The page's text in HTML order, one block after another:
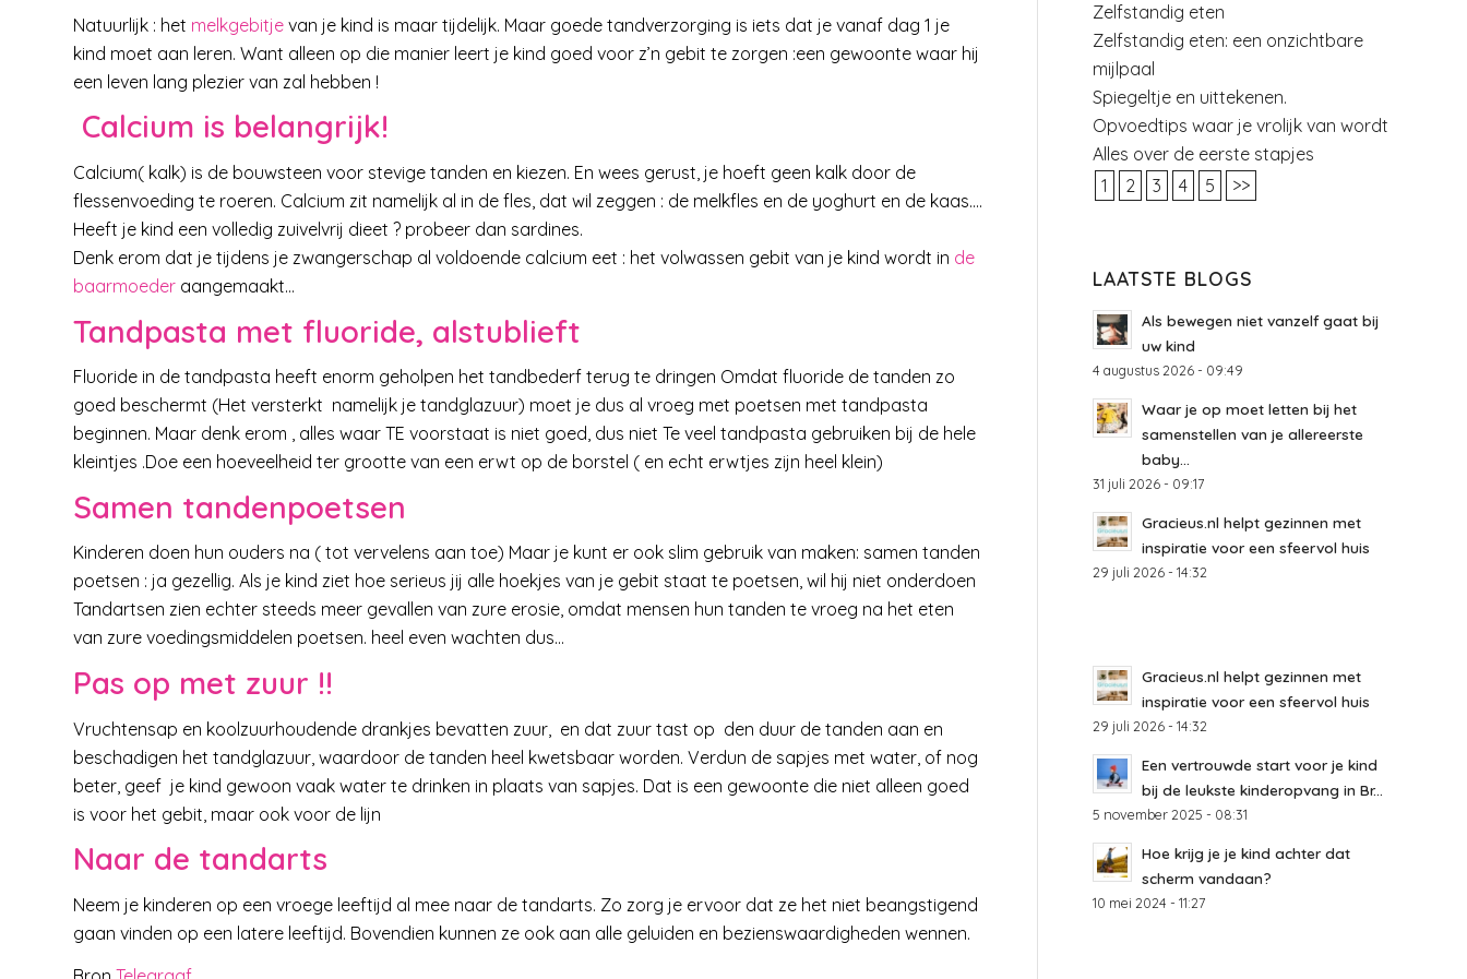
Natuurlijk : het melkgebitje van je kind is maar tijdelijk. Maar goede tandverzorging is iets dat je vanaf dag 1 je
kind moet aan leren. Want alleen op die manier leert je kind goed voor z’n gebit te zorgen :een gewoonte waar hij
een leven lang plezier van zal hebben !
Calcium is belangrijk!
Calcium( kalk) is de bouwsteen voor stevige tanden en kiezen. En wees gerust, je hoeft geen kalk door de
flessenvoeding te roeren. Calcium zit namelijk al in de fles, dat wil zeggen : de melkfles en de yoghurt en de kaas….
Heeft je kind een volledig zuivelvrij dieet ? probeer dan sardines.
Denk erom dat je tijdens je zwangerschap al voldoende calcium eet : het volwassen gebit van je kind wordt in de
baarmoeder aangemaakt…
Tandpasta met fluoride, alstublieft
Fluoride in de tandpasta heeft enorm geholpen het tandbederf terug te dringen Omdat fluoride de tanden zo
goed beschermt (Het versterkt namelijk je tandglazuur) moet je dus al vroeg met poetsen met tandpasta
beginnen. Maar denk erom , alles waar TE voorstaat is niet goed, dus niet Te veel tandpasta gebruiken bij de hele
kleintjes .Doe een hoeveelheid ter grootte van een erwt op de borstel ( en echt erwtjes zijn heel klein)
Samen tandenpoetsen
Kinderen doen hun ouders na ( tot vervelens aan toe) Maar je kunt er ook slim gebruik van maken: samen tanden
poetsen : ja gezellig. Als je kind ziet hoe serieus jij alle hoekjes van je gebit staat te poetsen, wil hij niet onderdoen
Tandartsen zien echter steeds meer gevallen van zure erosie, omdat mensen hun tanden te vroeg na het eten
van zure voedingsmiddelen poetsen. heel even wachten dus…
Pas op met zuur !!
Vruchtensap en koolzuurhoudende drankjes bevatten zuur, en dat zuur tast op den duur de tanden aan en
beschadigen het tandglazuur, waardoor de tanden heel kwetsbaar worden. Verdun de sapjes met water, of nog
beter, geef je kind gewoon vaak water te drinken in plaats van sapjes. Dat is een gewoonte die niet alleen goed
is voor het gebit, maar ook voor de lijn
Naar de tandarts
Neem je kinderen op een vroege leeftijd al mee naar de tandarts. Zo zorg je ervoor dat ze het niet beangstigend
gaan vinden op een latere leeftijd. Bovendien kunnen ze ook aan alle geluiden en bezienswaardigheden wennen.
Zelfstandig eten
Zelfstandig eten: een onzichtbare
mijlpaal
Spiegeltje en uittekenen.
Opvoedtips waar je vrolijk van wordt
Alles over de eerste stapjes
1
2 3 4 5 >>
LAATSTE BLOGS
Als bewegen niet vanzelf gaat bij
uw kind
4 augustus 2026 - 09:49
Waar je op moet letten bij het
samenstellen van je allereerste
baby...
31 juli 2026 - 09:17
Gracieus.nl helpt gezinnen met
inspiratie voor een sfeervol huis
29 juli 2026 - 14:32
Gracieus.nl helpt gezinnen met
inspiratie voor een sfeervol huis
29 juli 2026 - 14:32
Een vertrouwde start voor je kind
bij de leukste kinderopvang in Br...
5 november 2025 - 08:31
Hoe krijg je je kind achter dat
scherm vandaan?
10 mei 2024 - 11:27